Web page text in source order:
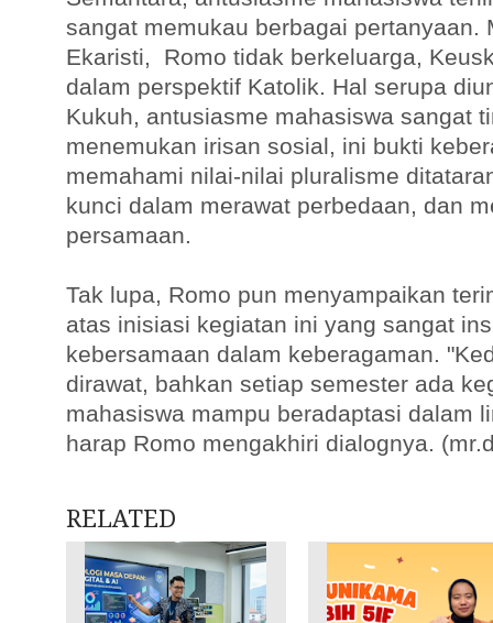
sangat memukau berbagai pertanyaan.
Ekaristi, Romo tidak berkeluarga,
dalam perspektif Katolik. Hal serupa
Kukuh, antusiasme mahasiswa sangat
menemukan irisan sosial, ini bukti
memahami nilai-nilai pluralisme
kunci dalam merawat perbedaan, dan
persamaan.
Tak lupa, Romo pun menyampaikan
atas inisiasi kegiatan ini yang sangat
kebersamaan dalam keberagaman.
dirawat, bahkan setiap semester ada
mahasiswa mampu beradaptasi dalam
harap Romo mengakhiri dialognya.
RELATED